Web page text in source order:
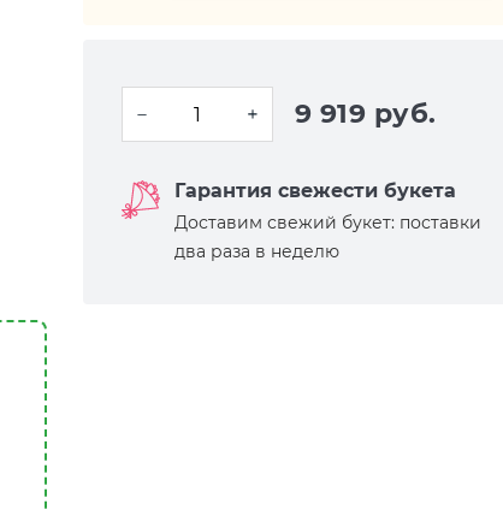
9 919 руб.
Гарантия свежести букета
Доставим свежий букет: поставки
два раза в неделю